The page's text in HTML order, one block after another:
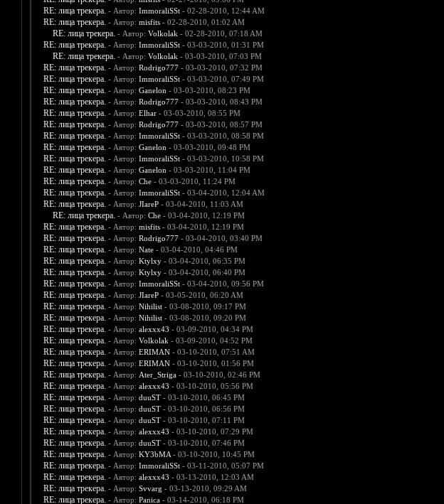
RE: лица трекера. - Автор: ImmoraliSSt- 02-28-2010, 12:44 AM
RE: лица трекера. - Автор: misfits- 02-28-2010, 01:02 AM
RE: лица трекера. - Автор: Volkolak - 02-28-2010, 07:18 AM
RE: лица трекера. - Автор: ImmoraliSSt- 03-03-2010, 01:31 PM
RE: лица трекера. - Автор: Volkolak - 03-03-2010, 07:03 PM
RE: лица трекера. - Автор: Rodrigo777- 03-03-2010, 07:32 PM
RE: лица трекера. - Автор: ImmoraliSSt- 03-03-2010, 07:49 PM
RE: лица трекера. - Автор: Ganelon - 03-03-2010, 08:23 PM
RE: лица трекера. - Автор: Rodrigo777- 03-03-2010, 08:43 PM
RE: лица трекера. - Автор: Elhar- 03-03-2010, 08:55 PM
RE: лица трекера. - Автор: Rodrigo777- 03-03-2010, 08:57 PM
RE: лица трекера. - Автор: ImmoraliSSt- 03-03-2010, 08:58 PM
RE: лица трекера. - Автор: Ganelon - 03-03-2010, 09:48 PM
RE: лица трекера. - Автор: ImmoraliSSt- 03-03-2010, 10:58 PM
RE: лица трекера. - Автор: Ganelon - 03-03-2010, 11:04 PM
RE: лица трекера. - Автор: Che- 03-03-2010, 11:24 PM
RE: лица трекера. - Автор: ImmoraliSSt- 03-04-2010, 12:04 AM
RE: лица трекера. - Автор: JIareP- 03-04-2010, 11:03 AM
RE: лица трекера. - Автор: Che- 03-04-2010, 12:19 PM
RE: лица трекера. - Автор: misfits- 03-04-2010, 12:19 PM
RE: лица трекера. - Автор: Rodrigo777- 03-04-2010, 03:40 PM
RE: лица трекера. - Автор: Nate- 03-04-2010, 04:46 PM
RE: лица трекера. - Автор: Ktylxy- 03-04-2010, 06:35 PM
RE: лица трекера. - Автор: Ktylxy- 03-04-2010, 06:40 PM
RE: лица трекера. - Автор: ImmoraliSSt- 03-04-2010, 09:56 PM
RE: лица трекера. - Автор: JIareP- 03-05-2010, 06:20 AM
RE: лица трекера. - Автор: Nihilist- 03-08-2010, 09:17 PM
RE: лица трекера. - Автор: Nihilist- 03-08-2010, 09:20 PM
RE: лица трекера. - Автор: alexxx43 - 03-09-2010, 04:34 PM
RE: лица трекера. - Автор: Volkolak - 03-09-2010, 04:52 PM
RE: лица трекера. - Автор: ERIMAN- 03-10-2010, 07:51 AM
RE: лица трекера. - Автор: ERIMAN- 03-10-2010, 01:56 PM
RE: лица трекера. - Автор: Ater_Striga- 03-10-2010, 02:46 PM
RE: лица трекера. - Автор: alexxx43 - 03-10-2010, 05:56 PM
RE: лица трекера. - Автор: duuST- 03-10-2010, 06:45 PM
RE: лица трекера. - Автор: duuST- 03-10-2010, 06:56 PM
RE: лица трекера. - Автор: duuST- 03-10-2010, 07:11 PM
RE: лица трекера. - Автор: alexxx43 - 03-10-2010, 07:29 PM
RE: лица трекера. - Автор: duuST- 03-10-2010, 07:46 PM
RE: лица трекера. - Автор: KY3bMA- 03-10-2010, 10:45 PM
RE: лица трекера. - Автор: ImmoraliSSt- 03-11-2010, 05:07 PM
RE: лица трекера. - Автор: alexxx43 - 03-13-2010, 12:03 AM
RE: лица трекера. - Автор: Svvarg - 03-13-2010, 09:29 AM
RE: лица трекера. - Автор: Panica- 03-14-2010, 06:18 PM